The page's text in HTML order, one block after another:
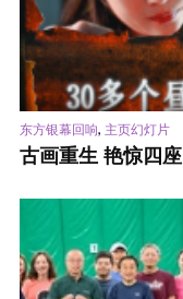
东方银幕回响, 主页幻灯片
古画重生 艳惊四座